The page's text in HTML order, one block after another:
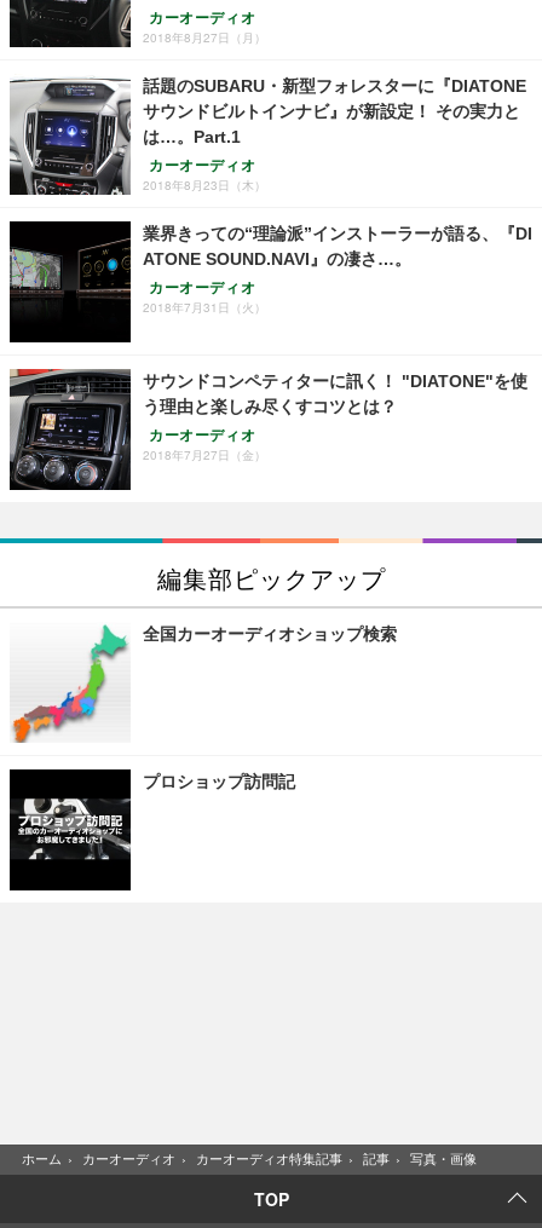
カーオーディオ
2018年8月27日（月）
話題のSUBARU・新型フォレスターに『DIATONE
サウンドビルトインナビ』が新設定！ その実力と
は…。Part.1
カーオーディオ
2018年8月23日（木）
業界きっての“理論派”インストーラーが語る、『DI
ATONE SOUND.NAVI』の凄さ…。
カーオーディオ
2018年7月31日（火）
サウンドコンペティターに訊く！ "DIATONE"を使
う理由と楽しみ尽くすコツとは？
カーオーディオ
2018年7月27日（金）
編集部ピックアップ
全国カーオーディオショップ検索
プロショップ訪問記
ホーム › カーオーディオ › カーオーディオ特集記事 › 記事 › 写真・画像
TOP